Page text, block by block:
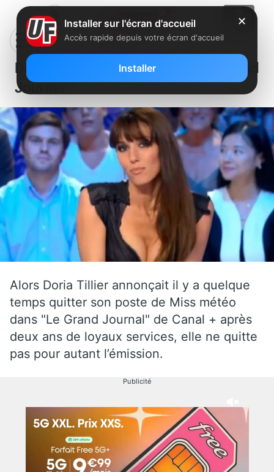
Doria Tillier ne quitte pas “Le Grand
Journal”
Alors Doria Tillier annonçait il y a quelque
temps quitter son poste de Miss météo
dans "Le Grand Journal" de Canal + après
deux ans de loyaux services, elle ne quitte
pas pour autant l’émission.
Publicité
✕
Installer sur l'écran d'accueil
Accès rapide depuis votre écran d'accueil
Installer